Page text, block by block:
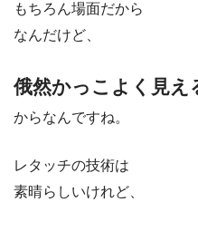
もちろん場面だから
なんだけど、
俄然かっこよく見え
からなんですね。
レタッチの技術は
素晴らしいけれど、